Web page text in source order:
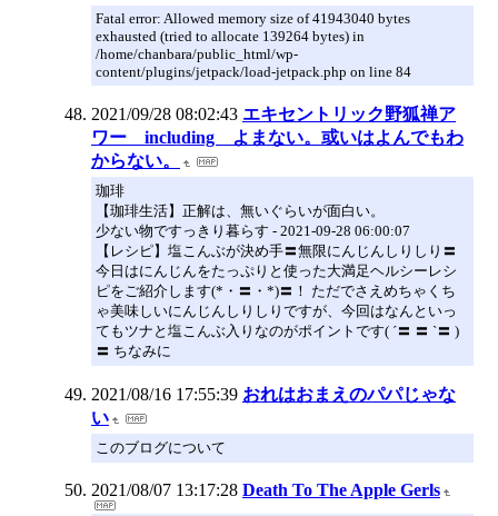
Fatal error: Allowed memory size of 41943040 bytes
exhausted (tried to allocate 139264 bytes) in
/home/chanbara/public_html/wp-
content/plugins/jetpack/load-jetpack.php on line 84
2021/09/28 08:02:43 エキセントリック野狐禅ア
ワー including よまない。或いはよんでもわ
からない。
珈琲
【珈琲生活】正解は、無いぐらいが面白い。
少ない物ですっきり暮らす - 2021-09-28 06:00:07
【レシピ】塩こんぶが決め手〓無限にんじんしりしり〓
今日はにんじんをたっぷりと使った大満足ヘルシーレシ
ピをご紹介します(*・〓・*)〓！ ただでさえめちゃくち
ゃ美味しいにんじんしりしりですが、今回はなんといっ
てもツナと塩こんぶ入りなのがポイントです( ´〓 〓 `〓 )
〓 ちなみに
2021/08/16 17:55:39 おれはおまえのパパじゃな
い
このブログについて
2021/08/07 13:17:28 Death To The Apple Gerls